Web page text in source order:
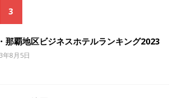
3
那覇地区ビジネスホテルランキング2023
年8月5日